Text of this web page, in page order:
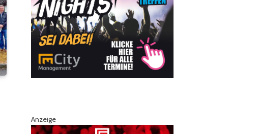
Anzeige